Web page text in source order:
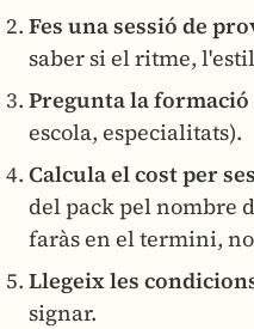
Fes una sessió de
saber si el ritme,
Pregunta la
escola, especialitats).
Calcula el cost per
del pack pel nombre
faràs en el termini,
Llegeix les
signar.